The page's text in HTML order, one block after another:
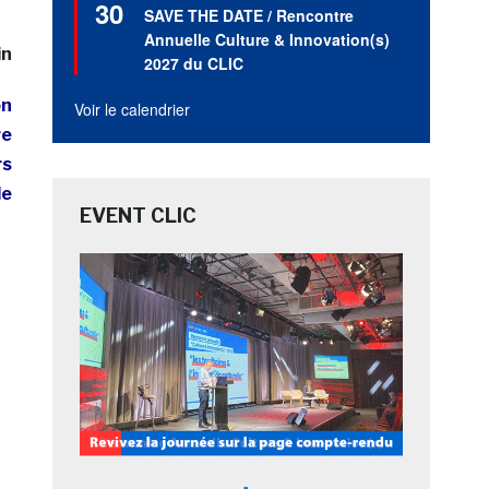
30
en
avant
SAVE THE DATE / Rencontre
Annuelle Culture & Innovation(s)
2027 du CLIC
Voir le calendrier
EVENT CLIC